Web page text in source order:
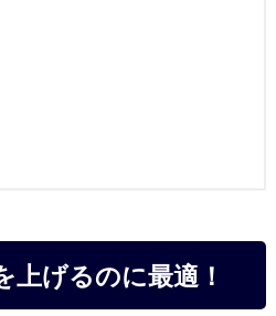
上げるのに最適！